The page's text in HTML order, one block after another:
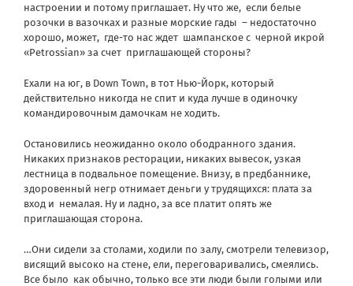
настроении и потому приглашает. Ну что же, если белые
розочки в вазочках и разные морские гады – недостаточно
хорошо, может, где-то нас ждет шампанское с черной икрой
«Petrossian» за счет приглашающей стороны?
Ехали на юг, в Down Town, в тот Нью-Йорк, который
действительно никогда не спит и куда лучше в одиночку
командировочным дамочкам не ходить.
Остановились неожиданно около ободранного здания.
Никаких признаков ресторации, никаких вывесок, узкая
лестница в подвальное помещение. Внизу, в предбаннике,
здоровенный негр отнимает деньги у трудящихся: плата за
вход и немалая. Ну и ладно, за все платит опять же
приглашающая сторона.
…Они сидели за столами, ходили по залу, смотрели телевизор,
висящий высоко на стене, ели, переговаривались, смеялись.
Все было как обычно, только все эти люди были голыми или